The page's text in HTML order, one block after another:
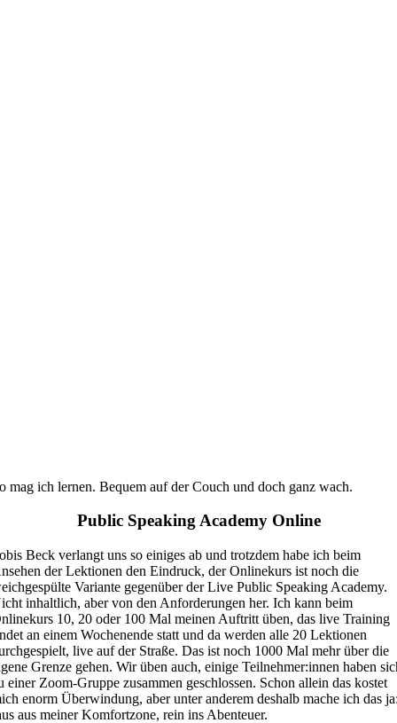
mag ich lernen. Bequem auf der Couch und doch ganz wach.
Public Speaking Academy Online
Beck verlangt uns so einiges ab und trotzdem habe ich beim
der Lektionen den Eindruck, der Onlinekurs ist noch die
Variante gegenüber der Live Public Speaking Academy.
inhaltlich, aber von den Anforderungen her. Ich kann beim
10, 20 oder 100 Mal meinen Auftritt üben, das live Training
an einem Wochenende statt und da werden alle 20 Lektionen
live auf der Straße. Das ist noch 1000 Mal mehr über die
Grenze gehen. Wir üben auch, einige Teilnehmer:innen haben
einer Zoom-Gruppe zusammen geschlossen. Schon allein das kostet
enorm Überwindung, aber unter anderem deshalb mache ich das
aus meiner Komfortzone, rein ins Abenteuer.